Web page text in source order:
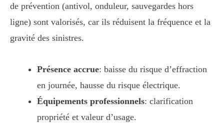
de prévention (antivol, onduleur, sauvegardes hors
ligne) sont valorisés, car ils réduisent la fréquence et la
gravité des sinistres.
Présence accrue: baisse du risque d’effraction
en journée, hausse du risque électrique.
Équipements professionnels: clarification
propriété et valeur d’usage.